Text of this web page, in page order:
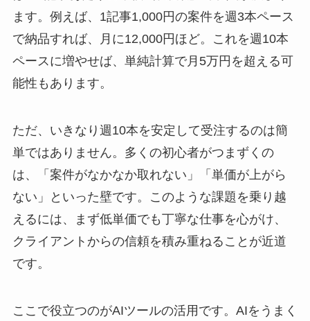
ます。例えば、1記事1,000円の案件を週3本ペース
で納品すれば、月に12,000円ほど。これを週10本
ペースに増やせば、単純計算で月5万円を超える可
能性もあります。
ただ、いきなり週10本を安定して受注するのは簡
単ではありません。多くの初心者がつまずくの
は、「案件がなかなか取れない」「単価が上がら
ない」といった壁です。このような課題を乗り越
えるには、まず低単価でも丁寧な仕事を心がけ、
クライアントからの信頼を積み重ねることが近道
です。
ここで役立つのがAIツールの活用です。AIをうまく